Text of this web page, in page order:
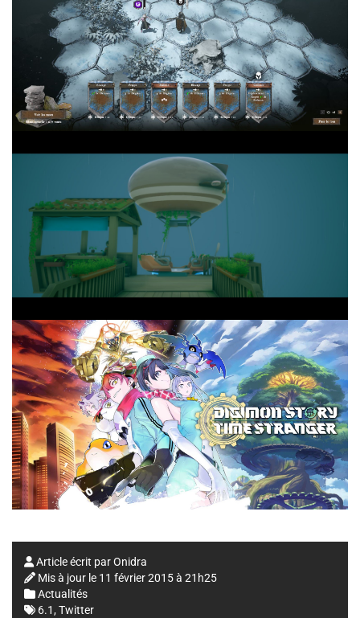
Article écrit parOnidra
Mis à jour le 11 février 2015 à 21h25
Actualités
6.1, Twitter